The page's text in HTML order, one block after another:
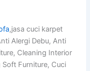
,jasa cuci karpet
Alergi Debu, Anti
Cleaning Interior
Furniture, Cuci